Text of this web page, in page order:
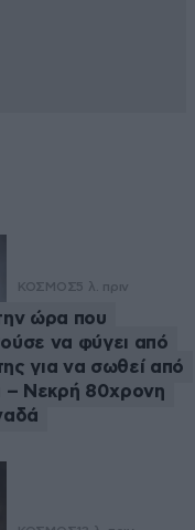
ΚΟΣΜΟΣ5 λ. πριν
ώρα που
να φύγει από
για να σωθεί από
– Νεκρή 80χρονη